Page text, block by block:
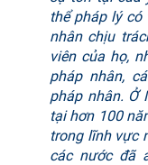
thể pháp lý
nhân chịu
viên của họ,
pháp nhân,
pháp nhân. Ở
tại hơn 100
trong lĩnh vực
các nước đã